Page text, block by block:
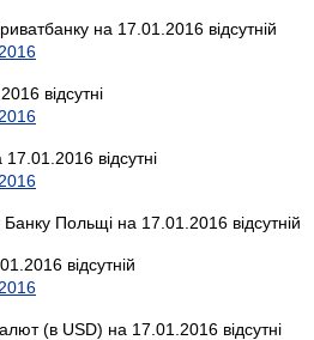
на 17.01.2016 відсутній
відсутні
відсутні
Польщі на 17.01.2016 відсутній
відсутній
(в USD) на 17.01.2016 відсутні